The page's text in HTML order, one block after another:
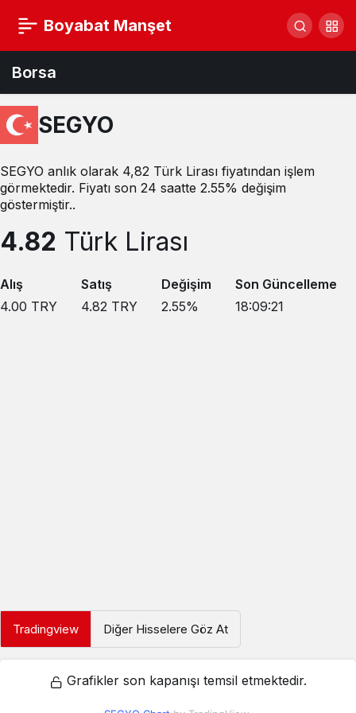
Boyabat Manşet
Borsa
SEGYO
SEGYO anlık olarak 4,82 Türk Lirası fiyatından işlem
görmektedir. Fiyatı son 24 saatte 2.55% değişim
göstermiştir..
4.82 Türk Lirası
Alış
4.00 TRY
Satış
4.82 TRY
Değişim
2.55%
Son Güncelleme
18:09:21
Tradingview Diğer Hisselere Göz At
Grafikler son kapanışı temsil etmektedir.